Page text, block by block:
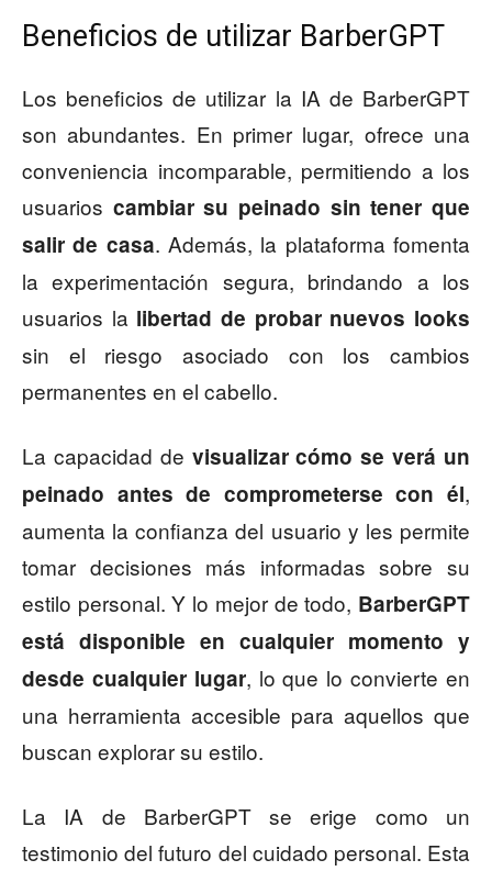
Beneficios de utilizar BarberGPT
Los beneficios de utilizar la IA de BarberGPT
son abundantes. En primer lugar, ofrece una
conveniencia incomparable, permitiendo a los
usuarios cambiar su peinado sin tener que
salir de casa. Además, la plataforma fomenta
la experimentación segura, brindando a los
usuarios la libertad de probar nuevos looks
sin el riesgo asociado con los cambios
permanentes en el cabello.
La capacidad de visualizar cómo se verá un
peinado antes de comprometerse con él,
aumenta la confianza del usuario y les permite
tomar decisiones más informadas sobre su
estilo personal. Y lo mejor de todo, BarberGPT
está disponible en cualquier momento y
desde cualquier lugar, lo que lo convierte en
una herramienta accesible para aquellos que
buscan explorar su estilo.
La IA de BarberGPT se erige como un
testimonio del futuro del cuidado personal. Esta